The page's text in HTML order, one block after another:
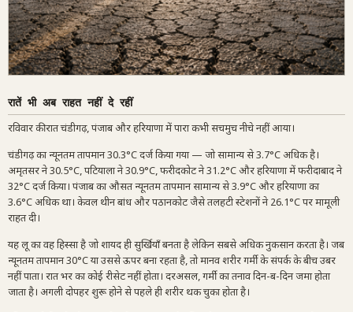
रातें भी अब राहत नहीं दे रहीं
रविवार की रात चंडीगढ़, पंजाब और हरियाणा में पारा कभी सचमुच नीचे नहीं आया।
चंडीगढ़ का न्यूनतम तापमान 30.3°C दर्ज किया गया — जो सामान्य से 3.7°C अधिक है।
अमृतसर ने 30.5°C, पटियाला ने 30.9°C, फरीदकोट ने 31.2°C और हरियाणा में फरीदाबाद ने
32°C दर्ज किया। पंजाब का औसत न्यूनतम तापमान सामान्य से 3.9°C और हरियाणा का
3.6°C अधिक था। केवल थीन बांध और पठानकोट जैसे तलहटी स्टेशनों ने 26.1°C पर मामूली
राहत दी।
यह लू का वह हिस्सा है जो शायद ही सुर्खियाँ बनता है लेकिन सबसे अधिक नुकसान करता है। जब
न्यूनतम तापमान 30°C या उससे ऊपर बना रहता है, तो मानव शरीर गर्मी के संपर्क के बीच उबर
नहीं पाता। रात भर का कोई रीसेट नहीं होता। दरअसल, गर्मी का तनाव दिन-ब-दिन जमा होता
जाता है। अगली दोपहर शुरू होने से पहले ही शरीर थक चुका होता है।